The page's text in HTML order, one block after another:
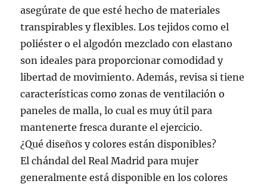
asegúrate de que esté hecho de materiales
transpirables y flexibles. Los tejidos como el
poliéster o el algodón mezclado con elastano
son ideales para proporcionar comodidad y
libertad de movimiento. Además, revisa si tiene
características como zonas de ventilación o
paneles de malla, lo cual es muy útil para
mantenerte fresca durante el ejercicio.
¿Qué diseños y colores están disponibles?
El chándal del Real Madrid para mujer
generalmente está disponible en los colores